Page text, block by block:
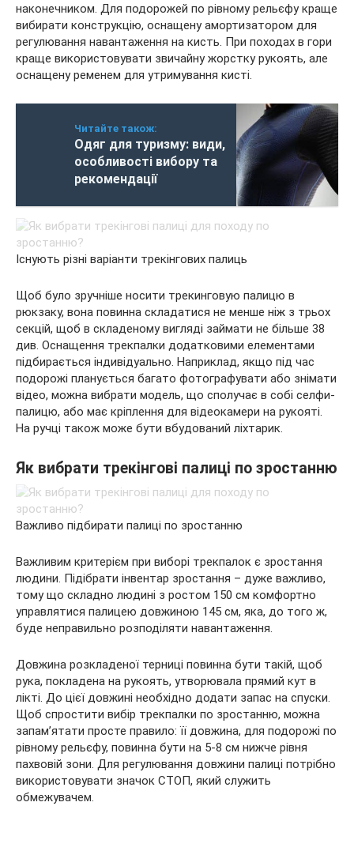
наконечником. Для подорожей по рівному рельєфу краще
вибирати конструкцію, оснащену амортизатором для
регулювання навантаження на кисть. При походах в гори
краще використовувати звичайну жорстку рукоять, але
оснащену ременем для утримування кисті.
Читайте також:
Одяг для туризму: види,
особливості вибору та
рекомендації
Існують різні варіанти трекінгових палиць
Щоб було зручніше носити трекинговую палицю в
рюкзаку, вона повинна складатися не менше ніж з трьох
секцій, щоб в складеному вигляді займати не більше 38
див. Оснащення трекпалки додатковими елементами
підбирається індивідуально. Наприклад, якщо під час
подорожі планується багато фотографувати або знімати
відео, можна вибрати модель, що сполучає в собі селфи-
палицю, або має кріплення для відеокамери на рукояті.
На ручці також може бути вбудований ліхтарик.
Як вибрати трекінгові палиці по зростанню
Важливо підбирати палиці по зростанню
Важливим критерієм при виборі трекпалок є зростання
людини. Підібрати інвентар зростання – дуже важливо,
тому що складно людині з ростом 150 см комфортно
управлятися палицею довжиною 145 см, яка, до того ж,
буде неправильно розподіляти навантаження.
Довжина розкладеної терниці повинна бути такій, щоб
рука, покладена на рукоять, утворювала прямий кут в
лікті. До цієї довжині необхідно додати запас на спуски.
Щоб спростити вибір трекпалки по зростанню, можна
запам’ятати просте правило: її довжина, для подорожі по
рівному рельєфу, повинна бути на 5-8 см нижче рівня
пахвовій зони. Для регулювання довжини палиці потрібно
використовувати значок СТОП, який служить
обмежувачем.